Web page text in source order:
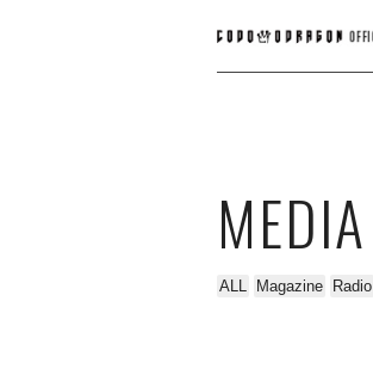
MEDIA
ALL Magazine Radio